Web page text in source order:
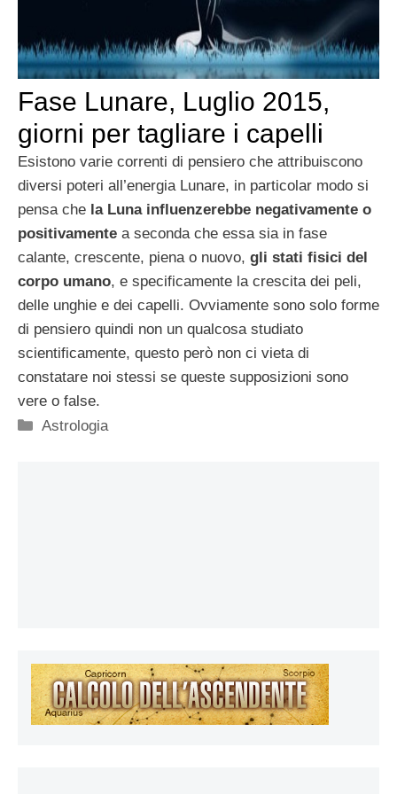
Fase Lunare, Luglio 2015,
giorni per tagliare i capelli
Esistono varie correnti di pensiero che attribuiscono
diversi poteri all’energia Lunare, in particolar modo si
pensa che la Luna influenzerebbe negativamente o
positivamente a seconda che essa sia in fase
calante, crescente, piena o nuovo, gli stati fisici del
corpo umano, e specificamente la crescita dei peli,
delle unghie e dei capelli. Ovviamente sono solo forme
di pensiero quindi non un qualcosa studiato
scientificamente, questo però non ci vieta di
constatare noi stessi se queste supposizioni sono
vere o false.
Categorie
Astrologia